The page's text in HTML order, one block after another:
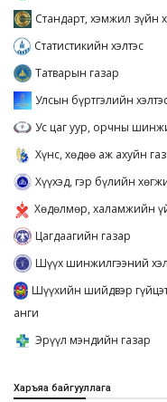
Стандарт, хэмжил зүйн
Статистикийн хэлтэс
Татварын газар
Улсын бүртгэлийн
Ус цаг уур, орчны
Хүнс, хөдөө аж ахуйн
Хүүхэд, гэр бүлийн
Хөдөлмөр, халамжийн
Цагдаагийн газар
Шүүх шинжилгээний
Шүүхийн шийдвэр
анги
Эрүүл мэндийн газар
Харъяа байгууллага